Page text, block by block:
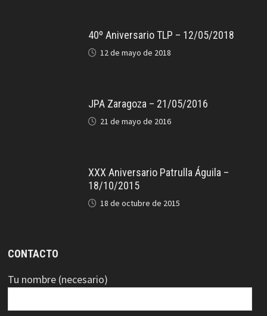
40º Aniversario TLP – 12/05/2018
12 de mayo de 2018
JPA Zaragoza – 21/05/2016
21 de mayo de 2016
XXX Aniversario Patrulla Águila –
18/10/2015
18 de octubre de 2015
CONTACTO
Tu nombre (necesario)